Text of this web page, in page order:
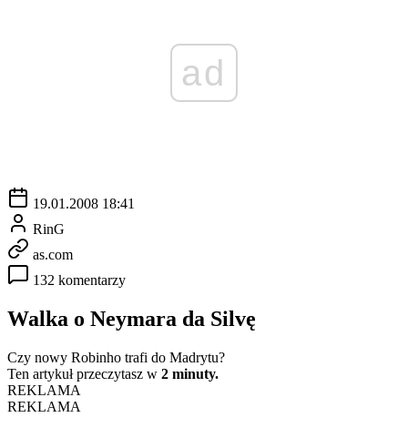
ad
19.01.2008 18:41
RinG
as.com
132 komentarzy
Walka o Neymara da Silvę
Czy nowy Robinho trafi do Madrytu?
Ten artykuł przeczytasz w 2 minuty.
REKLAMA
REKLAMA